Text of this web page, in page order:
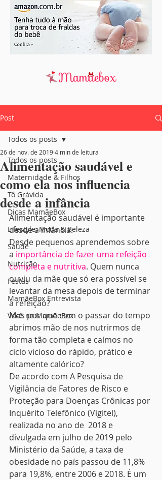
Post
Todos os posts
Maternidade & Filhos
Tô Grávida
Dicas MamãeBox
Lifestyle, Moda & Beleza
Saúde
Nutrição
Festas
MamãeBox Entrevista
Você no MamãeBox
Todos os posts
Alimentação saudável e
como ela nos influencia
desde a infância
26 de nov. de 20194 min de leitura
Alimentação saudável é importante
desde a infância.
Desde pequenos aprendemos sobre
a importância de fazer uma refeição
completa e nutritiva. Quem nunca
ouviu da mãe que só era possível se
levantar da mesa depois de terminar
a refeição?
Mas por que com o passar do tempo
abrimos mão de nos nutrirmos de
forma tão completa e caímos no
ciclo vicioso do rápido, prático e
altamente calórico?
De acordo com A Pesquisa de
Vigilância de Fatores de Risco e
Proteção para Doenças Crônicas por
Inquérito Telefônico (Vigitel),
realizada no ano de  2018 e
divulgada em julho de 2019 pelo
Ministério da Saúde, a taxa de
obesidade no país passou de 11,8%
para 19,8%, entre 2006 e 2018. É um